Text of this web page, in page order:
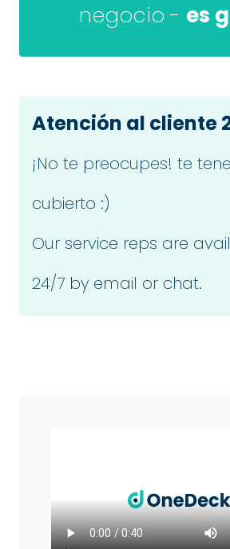
negocio - es
Atención al cliente
¡No te preocupes! te
cubierto :)
Our service reps are
24/7 by email or chat.